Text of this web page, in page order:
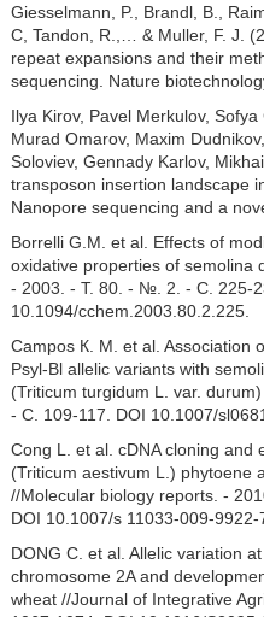
Giesselmann, P., Brandl, В.,
C, Tandon, R.,… & Muller, F. J.
repeat expansions and their
sequencing. Nature
Ilya Kirov, Pavel Merkulov,
Murad Omarov, Maxim
Soloviev, Gennady Karlov,
transposon insertion landscape
Nanopore sequencing and a
Borrelli G.M. et al. Effects of
oxidative properties of semolina
- 2003. - T. 80. - №. 2. - C. 225-
10.1094/cchem.2003.80.2.225.
Campos К. M. et al. Association
Psyl-Bl allelic variants with
(Triticum turgidum L. var.
- C. 109-117. DOI 10.1007/
Cong L. et al. cDNA cloning and
(Triticum aestivum L.) phytoene
//Molecular biology reports. -
DOI 10.1007/s 11033-009-9922-
DONG C. et al. Allelic variation
chromosome 2A and
wheat //Journal of Integrative